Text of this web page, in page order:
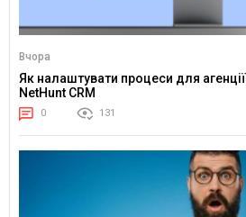
Вчора
Як налаштувати процеси для
NetHunt CRM
0 131